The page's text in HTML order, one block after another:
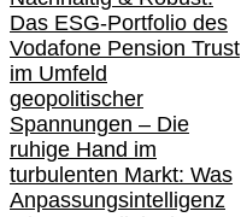
Das ESG-Portfolio des
Vodafone Pension Trust
im Umfeld
geopolitischer
Spannungen – Die
ruhige Hand im
turbulenten Markt: Was
Anpassungsintelligenz